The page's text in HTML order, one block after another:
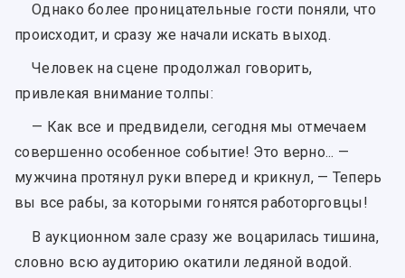
Однако более проницательные гости поняли, что
происходит, и сразу же начали искать выход.
Человек на сцене продолжал говорить,
привлекая внимание толпы:
— Как все и предвидели, сегодня мы отмечаем
совершенно особенное событие! Это верно... —
мужчина протянул руки вперед и крикнул, — Теперь
вы все рабы, за которыми гонятся работорговцы!
В аукционном зале сразу же воцарилась тишина,
словно всю аудиторию окатили ледяной водой.